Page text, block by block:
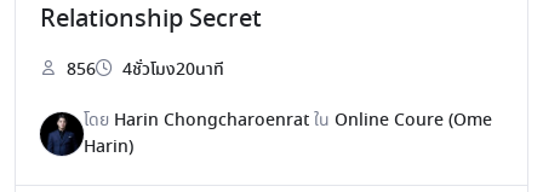
Relationship Secret
856 4ชั่วโมง20นาที
โดย Harin Chongcharoenrat ใน Online Coure (Ome
Harin)